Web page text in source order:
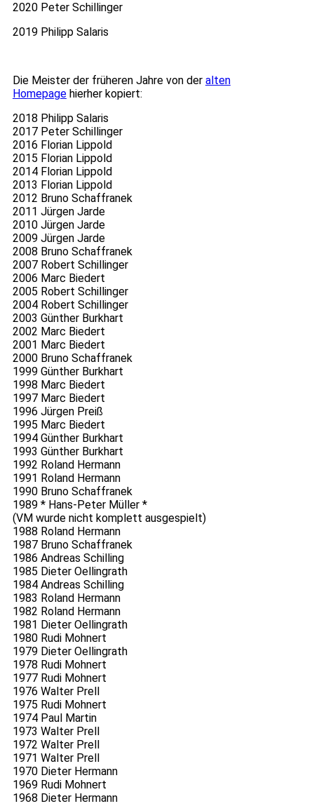
2020 Peter Schillinger
2019 Philipp Salaris
Die Meister der früheren Jahre von der alten
Homepagehierher kopiert:
2018 Philipp Salaris
2017 Peter Schillinger
2016 Florian Lippold
2015 Florian Lippold
2014 Florian Lippold
2013 Florian Lippold
2012 Bruno Schaffranek
2011 Jürgen Jarde
2010 Jürgen Jarde
2009 Jürgen Jarde
2008 Bruno Schaffranek
2007 Robert Schillinger
2006 Marc Biedert
2005 Robert Schillinger
2004 Robert Schillinger
2003 Günther Burkhart
2002 Marc Biedert
2001 Marc Biedert
2000 Bruno Schaffranek
1999 Günther Burkhart
1998 Marc Biedert
1997 Marc Biedert
1996 Jürgen Preiß
1995 Marc Biedert
1994 Günther Burkhart
1993 Günther Burkhart
1992 Roland Hermann
1991 Roland Hermann
1990 Bruno Schaffranek
1989 * Hans-Peter Müller *
(VM wurde nicht komplett ausgespielt)
1988 Roland Hermann
1987 Bruno Schaffranek
1986 Andreas Schilling
1985 Dieter Oellingrath
1984 Andreas Schilling
1983 Roland Hermann
1982 Roland Hermann
1981 Dieter Oellingrath
1980 Rudi Mohnert
1979 Dieter Oellingrath
1978 Rudi Mohnert
1977 Rudi Mohnert
1976 Walter Prell
1975 Rudi Mohnert
1974 Paul Martin
1973 Walter Prell
1972 Walter Prell
1971 Walter Prell
1970 Dieter Hermann
1969 Rudi Mohnert
1968 Dieter Hermann